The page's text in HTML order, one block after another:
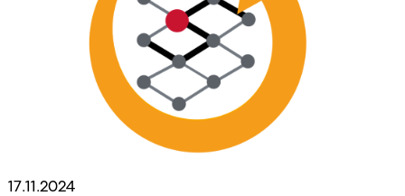
17.11.2024